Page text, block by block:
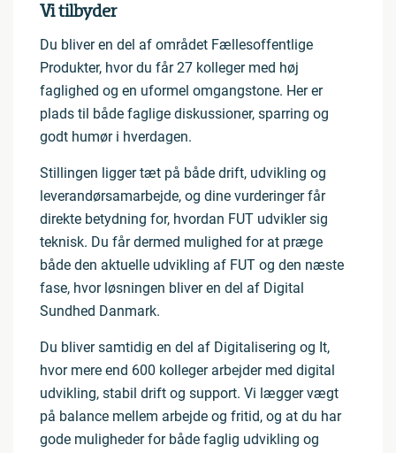
Vi tilbyder
Du bliver en del af området Fællesoffentlige
Produkter, hvor du får 27 kolleger med høj
faglighed og en uformel omgangstone. Her er
plads til både faglige diskussioner, sparring og
godt humør i hverdagen.
Stillingen ligger tæt på både drift, udvikling og
leverandørsamarbejde, og dine vurderinger får
direkte betydning for, hvordan FUT udvikler sig
teknisk. Du får dermed mulighed for at præge
både den aktuelle udvikling af FUT og den næste
fase, hvor løsningen bliver en del af Digital
Sundhed Danmark.
Du bliver samtidig en del af Digitalisering og It,
hvor mere end 600 kolleger arbejder med digital
udvikling, stabil drift og support. Vi lægger vægt
på balance mellem arbejde og fritid, og at du har
gode muligheder for både faglig udvikling og